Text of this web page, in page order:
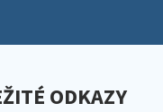
ODKAZY